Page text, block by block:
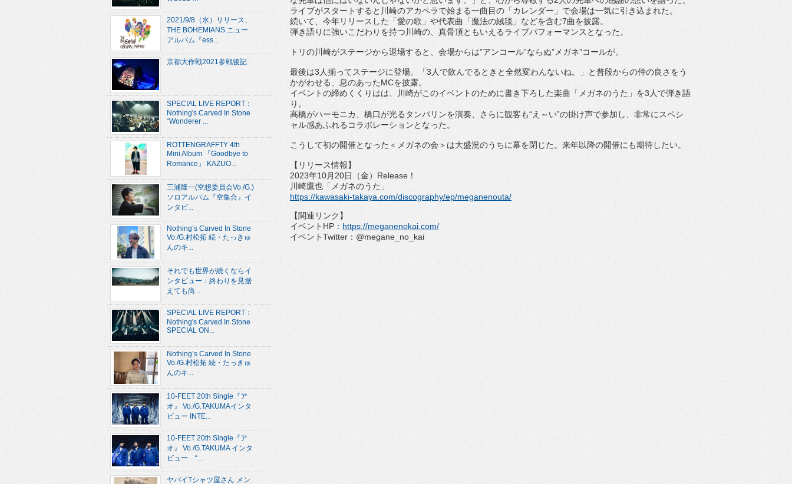
ライブがスタートすると川崎のアカペラで始まる一曲目の「カレンダー」で会場は一気に引き込まれた。
続いて、今年リリースした「愛の歌」や代表曲「魔法の絨毯」 などを含む7曲を披露。
弾き語りに強いこだわりを持つ川崎の、 真骨頂ともいえるライブパフォーマンスとなった。
トリの川崎がステージから退場すると、会場からは”アンコール”ならぬ”メガネ”コールが。
最後は3 人揃ってステージに登場。「 3 人で飲んでるときと全然変わんないね。」と普段からの仲の良さをう
かがわせる、息のあったMCを披露。
イベントの締めくくりはは、
川崎がこのイベントのために書き下ろした楽曲「メガネのうた」を3人で弾き語
り。
高橋がハーモニカ、橋口が光るタンバリンを演奏、さらに観客も“え～い”の掛け声で参加し、 非常にスペシ
ャル感あふれるコラボレーションとなった。
こうして初の開催となった＜メガネの会＞ は大盛況のうちに幕を閉じた。来年以降の開催にも期待したい。
【リリース情報】
2023年10月 20日（金） Release ！
川崎鷹也「メガネのうた」
https://kawasaki-takaya.com/discography/ep/meganenouta/
【関連リンク】
イベント HP ： https://meganenokai. com/
イベントTwitter ： @megane_no_kai
2021/9/8（水）リリース、
THE BOHEMIANS ニュー
アルバム『ess...
京都大作戦2021参戦後記
SPECIAL LIVE REPORT：
Nothing's Carved In Stone
“Wonderer ...
ROTTENGRAFFTY 4th
Mini Album 『Goodbye to
Romance』 KAZUO...
三浦隆一(空想委員会Vo./G.)
ソロアルバム『空集合』イ
ンタビ...
Nothing’s Carved In Stone
Vo./G.村松拓 続・たっきゅ
んのキ...
それでも世界が続くならイ
ンタビュー：終わりを見据
えても尚...
SPECIAL LIVE REPORT：
Nothing's Carved In Stone
SPECIAL ON...
Nothing’s Carved In Stone
Vo./G.村松拓 続・たっきゅ
んのキ...
10-FEET 20th Single『ア
オ』 Vo./G.TAKUMAインタ
ビュー INTE...
10-FEET 20th Single『ア
オ』 Vo./G.TAKUMA インタ
ビュー “...
ヤバイTシャツ屋さん メン